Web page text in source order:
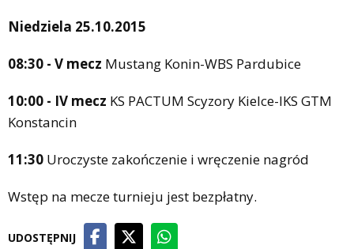
Niedziela 25.10.2015
08:30 - V mecz Mustang Konin-WBS Pardubice
10:00 - IV mecz KS PACTUM Scyzory Kielce-IKS GTM
Konstancin
11:30 Uroczyste zakończenie i wręczenie nagród
Wstęp na mecze turnieju jest bezpłatny.
UDOSTĘPNIJ